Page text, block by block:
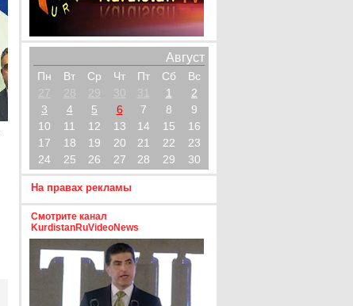
Август
Пн Вт Ср Чт Пт Сб
Вс
27
28 29 30 31 1
2
3
4 5 6 7 8
9
10
11 12 13 14 15
16
17
18 19 20 21 22
23
24
25 26 27 28 29 30
На правах рекламы
Смотрите канал
KurdistanRuVideoNews